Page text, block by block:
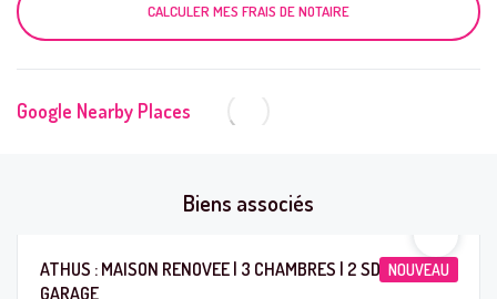
CALCULER MES FRAIS DE NOTAIRE
Google Nearby Places
Biens associés
NOUVEAU
ATHUS : MAISON RENOVEE | 3 CHAMBRES | 2 SDB |
GARAGE